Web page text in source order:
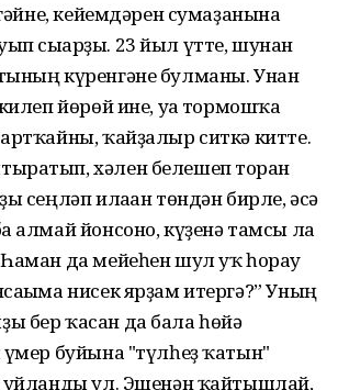
кейемдәрен сумаҙанына
сығарҙы. 23 йыл үтте, шунан
күренгәне булманы. Унан
йөрөй ине, уға тормошҡа
ҡайҙалыр ситкә китте.
хәлен белешеп торған
сеңләп илаған төндән бирле, әсә
алмай йонсоно, күҙенә тамсы ла
да мейеһен шул уҡ һорау
нисек ярҙам итергә?” Уның
бер ҡасан да бала һөйә
буйына "түлһеҙ ҡатын"
уйланды ул. Эшенән ҡайтышлай,